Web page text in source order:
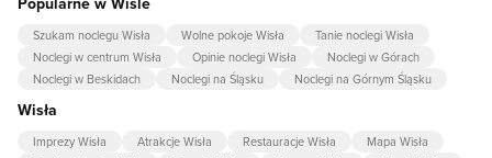
Szukam noclegu Wisła Wolne pokoje Wisła
Tanie noclegi Wisła
Noclegi w centrum Wisła
Opinie noclegi Wisła
Noclegi w Górach
Noclegi w Beskidach
Noclegi na Śląsku Noclegi na Górnym Śląsku
Wisła
Imprezy Wisła Atrakcje Wisła Restauracje Wisła
Mapa Wisła